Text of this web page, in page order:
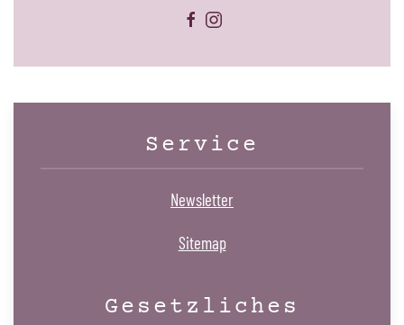
Service
Newsletter
Sitemap
Gesetzliches